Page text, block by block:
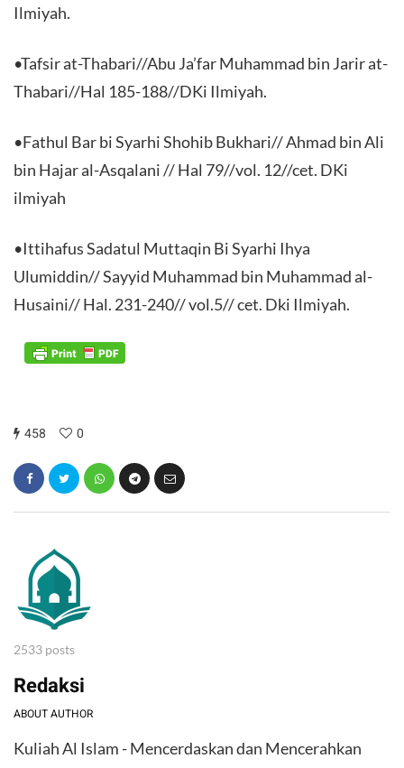
Ilmiyah.
•Tafsir at-Thabari//Abu Ja’far Muhammad bin Jarir at-
Thabari//Hal 185-188//DKi Ilmiyah.
•Fathul Bar bi Syarhi Shohib Bukhari// Ahmad bin Ali
bin Hajar al-Asqalani // Hal 79//vol. 12//cet. DKi
ilmiyah
•Ittihafus Sadatul Muttaqin Bi Syarhi Ihya
Ulumiddin// Sayyid Muhammad bin Muhammad al-
Husaini// Hal. 231-240// vol.5// cet. Dki Ilmiyah.
458 0
2533 posts
Redaksi
ABOUT AUTHOR
Kuliah Al Islam - Mencerdaskan dan Mencerahkan